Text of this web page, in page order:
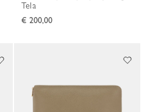
Tela
€ 200,00